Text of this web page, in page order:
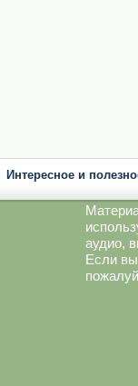
Интересное и
аудио,
Если вы